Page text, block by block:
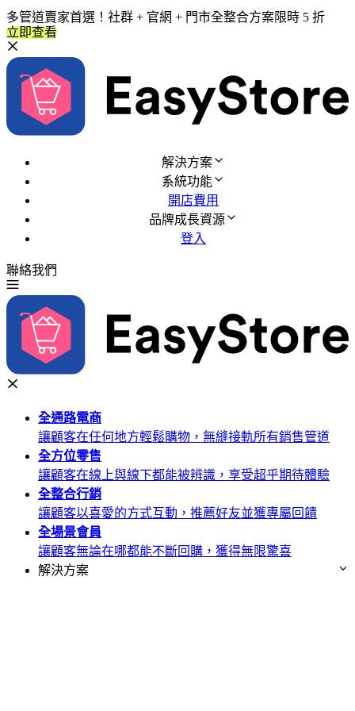
多管道賣家首選！社群 + 官網 + 門市全整合方案限時 5 折
立即查看
解決方案
系統功能
開店費用
品牌成長資源
登入
聯絡我們
全通路電商
讓顧客在任何地方輕鬆購物，無縫接軌所有銷售管道
全方位零售
讓顧客在線上與線下都能被辨識，享受超乎期待體驗
全整合行銷
讓顧客以喜愛的方式互動，推薦好友並獲專屬回饋
全場景會員
讓顧客無論在哪都能不斷回購，獲得無限驚喜
解決方案